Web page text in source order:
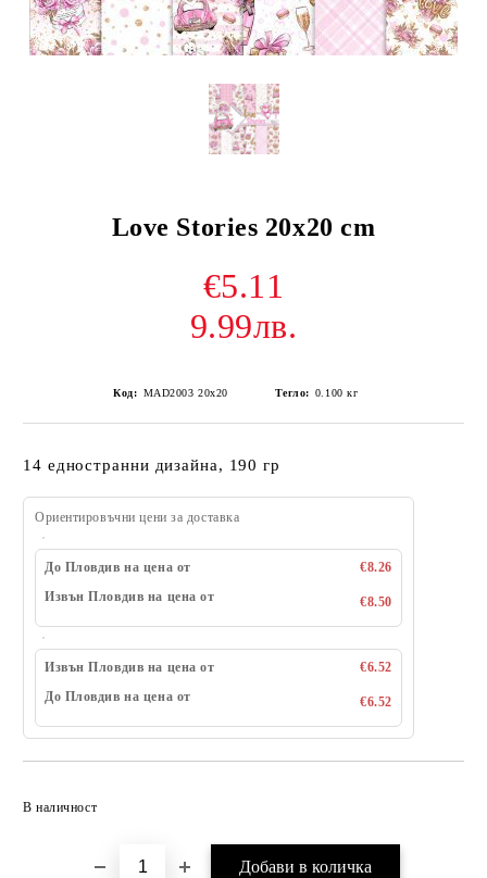
Love Stories 20x20 cm
€5.11
9.99лв.
Код: MAD2003 20x20 Тегло: 0.100 кг
14 едностранни дизайна, 190 гр
Ориентировъчни цени за доставка
До Пловдив на цена от
€8.26
Извън Пловдив на цена от
€8.50
Извън Пловдив на цена от
€6.52
До Пловдив на цена от
€6.52
В наличност